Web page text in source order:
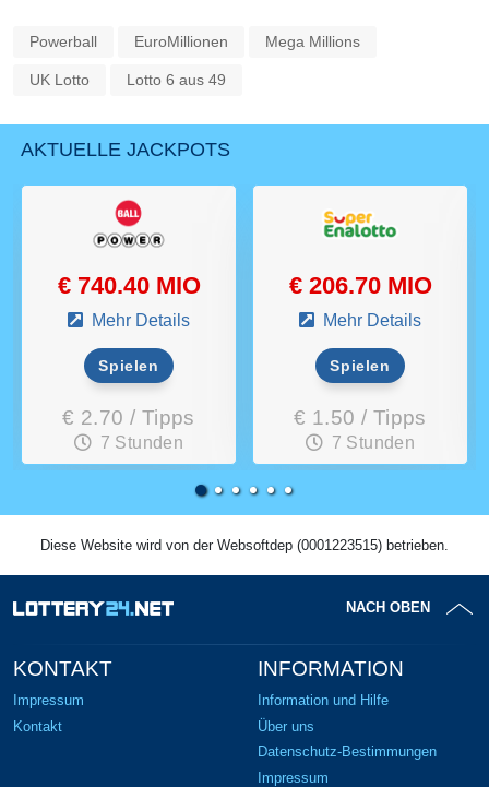
Powerball EuroMillionen Mega Millions
UK Lotto Lotto 6 aus 49
AKTUELLE JACKPOTS
€ 740.40 MIO
Mehr Details
Spielen
€ 2.70 / Tipps
7 Stunden
€ 206.70 MIO
Mehr Details
Spielen
€ 1.50 / Tipps
7 Stunden
Diese Website wird von der Websoftdep (0001223515) betrieben.
NACH OBEN
KONTAKT
Impressum
Kontakt
INFORMATION
Information und Hilfe
Über uns
Datenschutz-Bestimmungen
Impressum